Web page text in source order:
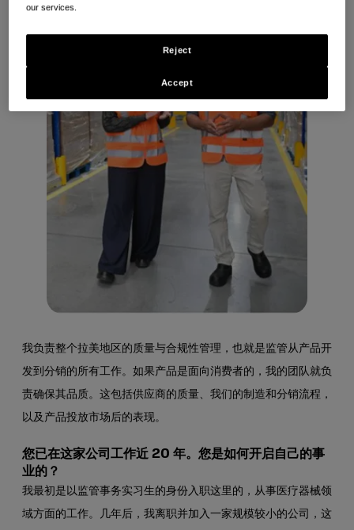
我负责整个拉美地区的质量与合规性管理，也就是监管从产品开
发到分销的所有工作。如果产品是面向消费者的，我的团队就负
责确保其品质。这包括供应商的质量、我们的制造和分销流程，
以及产品投放市场后的表现。
您已在这家公司工作近 20 年。您是如何开启自己的事
业的？
我最初是以监管事务实习生的身份入职这里的，从事医疗器械领
域方面的工作。几年后，我离职并加入一家规模较小的公司，这
our services.
Reject
Accept